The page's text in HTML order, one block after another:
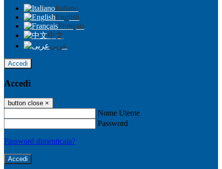
Italiano
English
Français
中文
عربى
Accedi
Accedi
button close ×
Nome Utente
Password
Password dimenticata?